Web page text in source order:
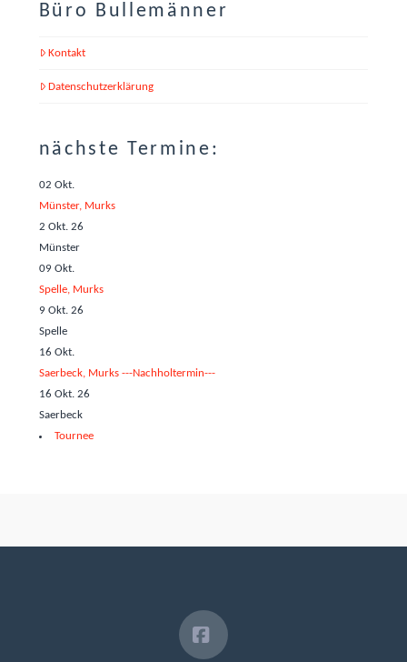
Büro Bullemänner
Kontakt
Datenschutzerklärung
nächste Termine:
02 Okt.
Münster, Murks
2 Okt. 26
Münster
09 Okt.
Spelle, Murks
9 Okt. 26
Spelle
16 Okt.
Saerbeck, Murks ---Nachholtermin---
16 Okt. 26
Saerbeck
Tournee